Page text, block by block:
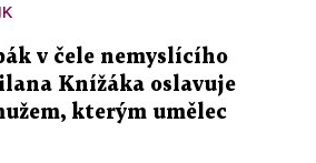
v čele nemyslícího
Knížáka oslavuje
kterým umělec